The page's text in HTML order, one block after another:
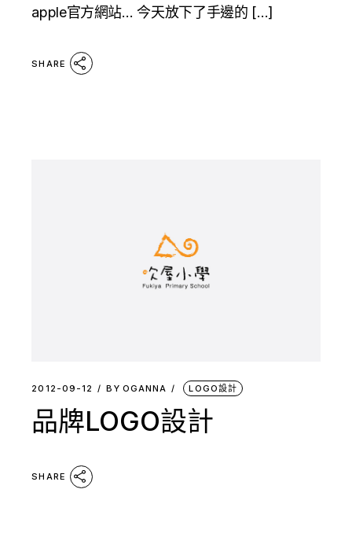
apple官方網站… 今天放下了手邊的 […]
SHARE
2012-09-12 BY OGANNA LOGO設計
品牌LOGO設計
SHARE